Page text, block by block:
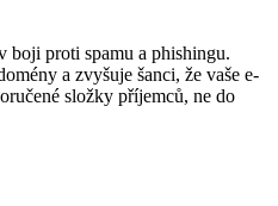
boji proti spamu a phishingu.
a zvyšuje šanci, že vaše e-
složky příjemců, ne do